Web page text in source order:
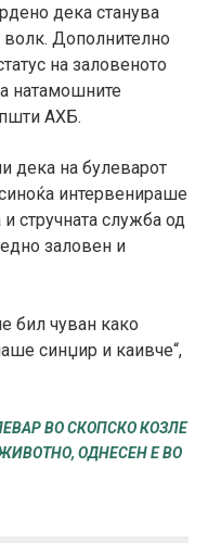
дека станува
Дополнително
на заловеното
натамошните
АХБ.
дека на булеварот
интервенираше
стручната служба од
заловен и
бил чуван како
синџир и каивче“,
ВО СКОПСКО КОЗЛЕ
ОДНЕСЕН Е ВО